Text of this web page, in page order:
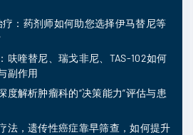
：药剂师如何助您选择伊马替尼等
呋喹替尼、瑞戈非尼、TAS-102如何
副作用
度解析肿瘤科的“决策能力”评估与患
法，遗传性癌症靠早筛查，如何提升